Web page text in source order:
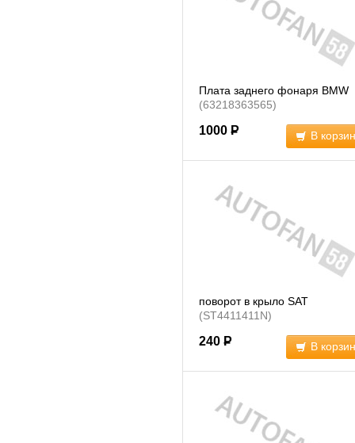
Плата заднего фонаря BMW
(63218363565)
1000 Р В
поворот в крыло SAT
(ST4411411N)
240 Р В